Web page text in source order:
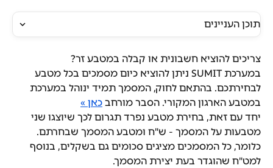
תוכן העניינים
צריכים להוציא חשבונית או קבלה במטבע זר?
במערכת SUMIT ניתן להוציא כיום מסמכים בכל מטבע
לבחירתכם. בהתאם לחוק, המסמך תמיד ינוהל במערכת
במטבע הארגון המקורי. הסבר מורחב כאן »
יחד עם זאת, בחירת מטבע נפרד תגרום לכך שיוצגו שני
מטבעות על המסמך - ש"ח ומטבע המסמך שבחרתם.
כלומר, כל המסמכים מציגים סכומים גם בשקלים, בנוסף
למט"ח שהוגדר בעת יצירת המסמך.